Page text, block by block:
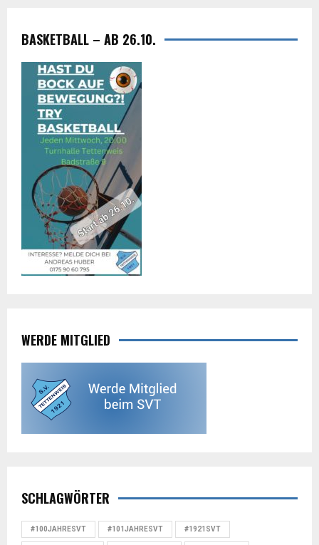
BASKETBALL – AB 26.10.
WERDE MITGLIED
SCHLAGWÖRTER
#100JAHRESVT #101JAHRESVT #1921SVT